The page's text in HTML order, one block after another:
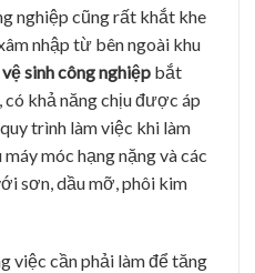
nghiệp cũng rất khắt khe
nhập từ bên ngoài khu
vệ sinh công nghiệp bắt
khả năng chịu được áp
trình làm việc khi làm
móc hạng nặng và các
sơn, dầu mỡ, phôi kim
việc cần phải làm để tăng